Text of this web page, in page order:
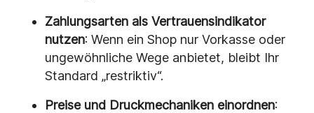
Zahlungsarten als Vertrauensindikator
nutzen: Wenn ein Shop nur Vorkasse oder
ungewöhnliche Wege anbietet, bleibt Ihr
Standard „restriktiv“.
Preise und Druckmechaniken einordnen: